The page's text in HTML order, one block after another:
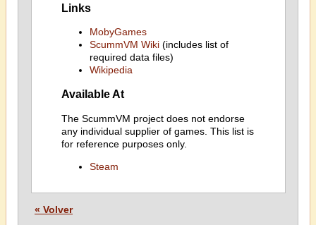
Links
MobyGames
ScummVM Wiki(includes list of
required data files)
Wikipedia
Available At
The ScummVM project does not endorse
any individual supplier of games. This list is
for reference purposes only.
Steam
« Volver